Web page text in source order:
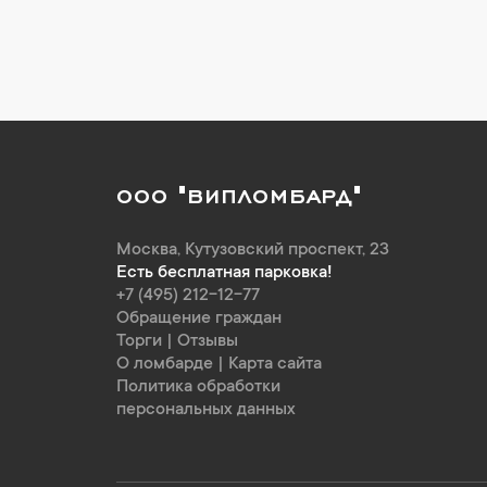
ООО "ВИПЛОМБАРД"
Москва, Кутузовский проспект, 23
Есть бесплатная парковка!
+7 (495) 212-12-77
Обращение граждан
Торги
Отзывы
О ломбарде
Карта сайта
Политика обработки
персональных данных